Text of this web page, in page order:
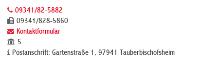
09341/82-5882
09341/828-5860
Kontaktformular
5
Postanschrift: Gartenstraße 1, 97941 Tauberbischofsheim